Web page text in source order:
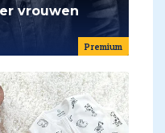
Premium
vrouwen